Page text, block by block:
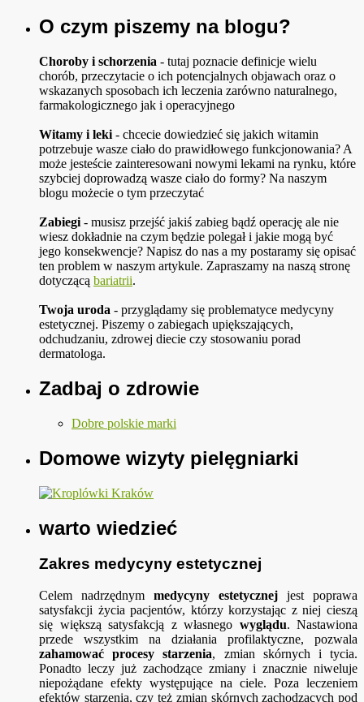
O czym piszemy na blogu?
Choroby i schorzenia - tutaj poznacie definicje wielu
chorób, przeczytacie o ich potencjalnych objawach oraz o
wskazanych sposobach ich leczenia zarówno naturalnego,
farmakologicznego jak i operacyjnego
Witamy i leki - chcecie dowiedzieć się jakich witamin
potrzebuje wasze ciało do prawidłowego funkcjonowania? A
może jesteście zainteresowani nowymi lekami na rynku, które
szybciej doprowadzą wasze ciało do formy? Na naszym
blogu możecie o tym przeczytać
Zabiegi - musisz przejść jakiś zabieg bądź operację ale nie
wiesz dokładnie na czym będzie polegał i jakie mogą być
jego konsekwencje? Napisz do nas a my postaramy się opisać
ten problem w naszym artykule. Zapraszamy na naszą stronę
dotyczącą bariatrii.
Twoja uroda - przyglądamy się problematyce medycyny
estetycznej. Piszemy o zabiegach upiększających,
odchudzaniu, zdrowej diecie czy stosowaniu porad
dermatologa.
Zadbaj o zdrowie
Dobre polskie marki
Domowe wizyty pielęgniarki
warto wiedzieć
Zakres medycyny estetycznej
Celem nadrzędnym medycyny estetycznej jest poprawa
satysfakcji życia pacjentów, którzy korzystając z niej cieszą
się większą satysfakcją z własnego wyglądu. Nastawiona
przede wszystkim na działania profilaktyczne, pozwala
zahamować procesy starzenia, zmian skórnych i tycia.
Ponadto leczy już zachodzące zmiany i znacznie niweluje
niepożądane efekty występujące na ciele. Poza leczeniem
efektów starzenia, czy też zmian skórnych zachodzących pod